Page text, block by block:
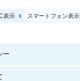
表示 スマートフォン表示
ー